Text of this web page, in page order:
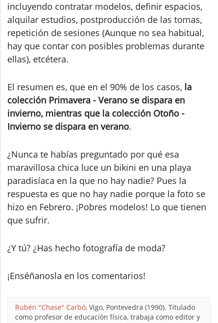
incluyendo contratar modelos, definir espacios,
alquilar estudios, postproducción de las tomas,
repetición de sesiones (Aunque no sea habitual,
hay que contar con posibles problemas durante
ellas), etcétera.
El resumen es, que en el 90% de los casos, la
colección Primavera - Verano se dispara en
invierno, mientras que la colección Otoño -
Invierno se dispara en verano.
¿Nunca te habías preguntado por qué esa
maravillosa chica luce un bikini en una playa
paradisíaca en la que no hay nadie? Pues la
respuesta es que no hay nadie porque la foto se
hizo en Febrero. ¡Pobres modelos! Lo que tienen
que sufrir.
¿Y tú? ¿Has hecho fotografía de moda?
¡Enséñanosla en los comentarios!
Rubén "Chase" Carbó, Vigo, Pontevedra (1990). Titulado
como profesor de educación física, trabaja como editor y